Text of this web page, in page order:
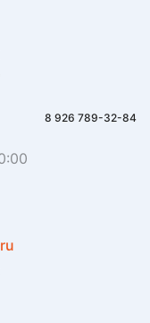
8 926 789-32-84